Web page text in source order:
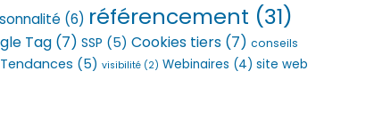
(6) référencement (31)
Tag (7) SSP (5) Cookies tiers (7) conseils
Tendances (5) visibilité (2) Webinaires (4) site web